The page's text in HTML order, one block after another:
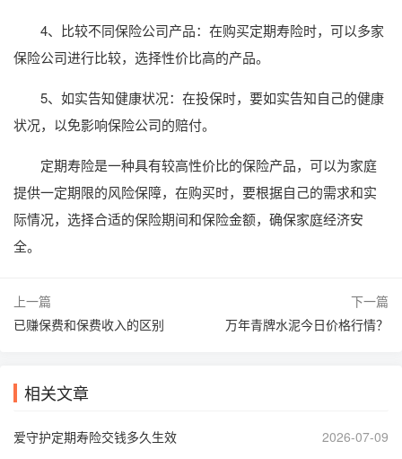
4、比较不同保险公司产品：在购买定期寿险时，可以多家
保险公司进行比较，选择性价比高的产品。
5、如实告知健康状况：在投保时，要如实告知自己的健康
状况，以免影响保险公司的赔付。
定期寿险是一种具有较高性价比的保险产品，可以为家庭
提供一定期限的风险保障，在购买时，要根据自己的需求和实
际情况，选择合适的保险期间和保险金额，确保家庭经济安
全。
上一篇
已赚保费和保费收入的区别
下一篇
万年青牌水泥今日价格行情？
相关文章
爱守护定期寿险交钱多久生效
2026-07-09